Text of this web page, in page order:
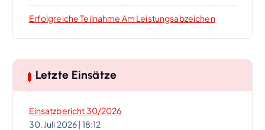
i
g
Erfolgreiche Teilnahme Am Leistungsabzeichen
Letzte Einsätze
Einsatzbericht 30/2026
30. Juli 2026| 18:12